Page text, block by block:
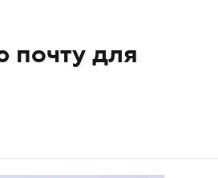
почту для